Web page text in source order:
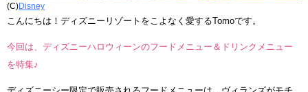
(C)Disney
こんにちは！ディズニーリゾートをこよなく愛するTomoです。
今回は、ディズニーハロウィーンのフードメニュー＆ドリンクメニュー
を特集♪